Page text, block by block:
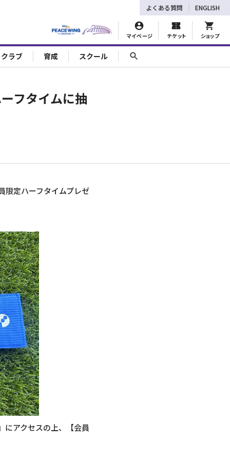
マイページ チケット ショップ
よくある質問 ENGLISH
ラブ 育成 スクール
フタイムに抽
限定ハーフタイムプレゼ
にアクセスの上、【会員